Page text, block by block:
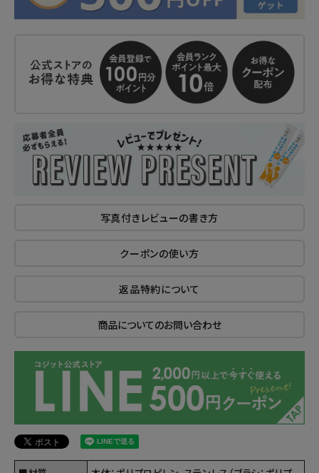
写真付きレビューの書き方
クーポンの使い方
返品特約について
商品についてのお問い合わせ